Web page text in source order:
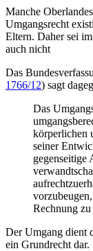
Manche
Umgangsrecht
Eltern. Daher sei
auch nicht
Das
1766/12) sagt
Das
körperlichen
seiner
gegenseitige
Rechnung zu
Der Umgang dient
ein Grundrecht dar.